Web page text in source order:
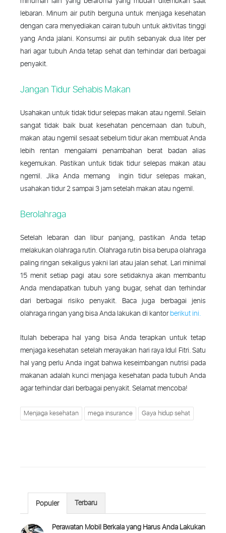
lebaran. Minum air putih berguna untuk menjaga kesehatan
dengan cara menyediakan cairan tubuh untuk aktivitas tinggi
yang Anda jalani. Konsumsi air putih sebanyak dua liter per
hari agar tubuh Anda tetap sehat dan terhindar dari berbagai
penyakit.
Jangan Tidur Sehabis Makan
Usahakan untuk tidak tidur selepas makan atau ngemil. Selain
sangat tidak baik buat kesehatan pencernaan dan tubuh,
makan atau ngemil sesaat sebelum tidur akan membuat Anda
lebih rentan mengalami penambahan berat badan alias
kegemukan. Pastikan untuk tidak tidur selepas makan atau
ngemil. Jika Anda memang ingin tidur selepas makan,
usahakan tidur 2 sampai 3 jam setelah makan atau ngemil.
Berolahraga
Setelah lebaran dan libur panjang, pastikan Anda tetap
melakukan olahraga rutin. Olahraga rutin bisa berupa olahraga
paling ringan sekaligus yakni lari atau jalan sehat. Lari minimal
15 menit setiap pagi atau sore setidaknya akan membantu
Anda mendapatkan tubuh yang bugar, sehat dan terhindar
dari berbagai risiko penyakit. Baca juga berbagai jenis
olahraga ringan yang bisa Anda lakukan di kantorberikut ini.
Itulah beberapa hal yang bisa Anda terapkan untuk tetap
menjaga kesehatan setelah merayakan hari raya Idul Fitri. Satu
hal yang perlu Anda ingat bahwa keseimbangan nutrisi pada
makanan adalah kunci menjaga kesehatan pada tubuh Anda
agar terhindar dari berbagai penyakit. Selamat mencoba!
Menjaga kesehatan mega insurance Gaya hidup sehat
Populer Terbaru
Perawatan Mobil Berkala yang Harus Anda Lakukan